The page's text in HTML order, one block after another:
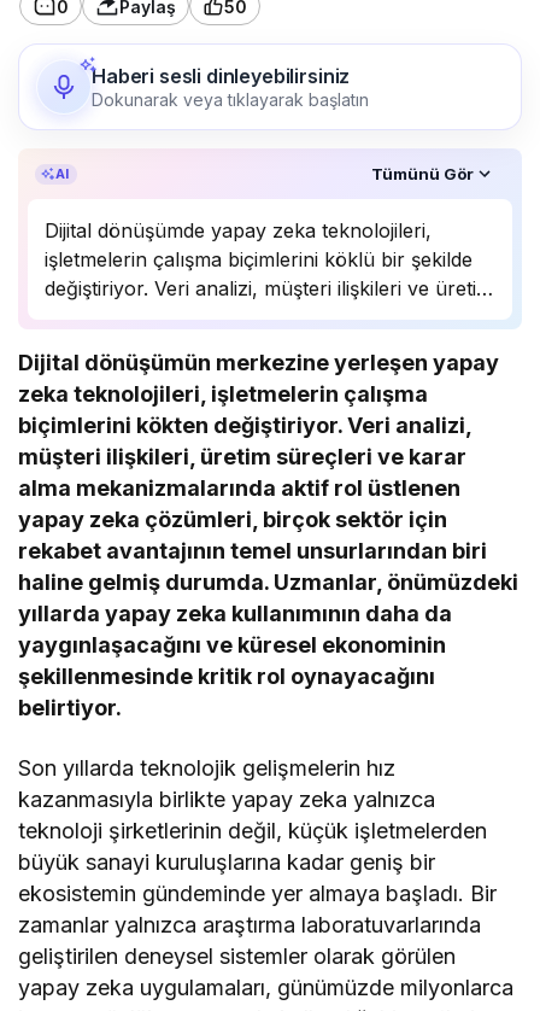
0 Paylaş 50
Haberi sesli dinleyebilirsiniz
Dokunarak veya tıklayarak başlatın
AI Tümünü Gör
Dijital dönüşümde yapay zeka teknolojileri,
işletmelerin çalışma biçimlerini köklü bir şekilde
değiştiriyor. Veri analizi, müşteri ilişkileri ve üretim
süreçlerinde önemli bir rol oynayan yapay zeka,
Uzmanlar, bu teknolojinin önümüzdeki yıllarda
daha da yaygınlaşarak…
Dijital dönüşümün merkezine yerleşen yapay
zeka teknolojileri, işletmelerin çalışma
biçimlerini kökten değiştiriyor. Veri analizi,
müşteri ilişkileri, üretim süreçleri ve karar
alma mekanizmalarında aktif rol üstlenen
yapay zeka çözümleri, birçok sektör için
rekabet avantajının temel unsurlarından biri
haline gelmiş durumda. Uzmanlar, önümüzdeki
yıllarda yapay zeka kullanımının daha da
yaygınlaşacağını ve küresel ekonominin
şekillenmesinde kritik rol oynayacağını
belirtiyor.
Son yıllarda teknolojik gelişmelerin hız
kazanmasıyla birlikte yapay zeka yalnızca
teknoloji şirketlerinin değil, küçük işletmelerden
büyük sanayi kuruluşlarına kadar geniş bir
ekosistemin gündeminde yer almaya başladı. Bir
zamanlar yalnızca araştırma laboratuvarlarında
geliştirilen deneysel sistemler olarak görülen
yapay zeka uygulamaları, günümüzde milyonlarca